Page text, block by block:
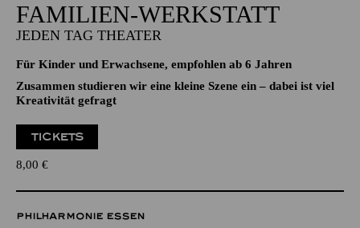
FAMILIEN-WERKSTATT
JEDEN TAG THEATER
Für Kinder und Erwachsene, empfohlen ab 6 Jahren
Zusammen studieren wir eine kleine Szene ein – dabei ist viel
Kreativität gefragt
TICKETS
8,00 €
PHILHARMONIE ESSEN